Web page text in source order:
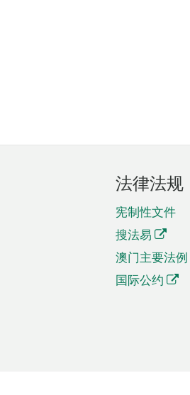
法律法规
宪制性文件
搜法易
澳门主要法例
国际公约